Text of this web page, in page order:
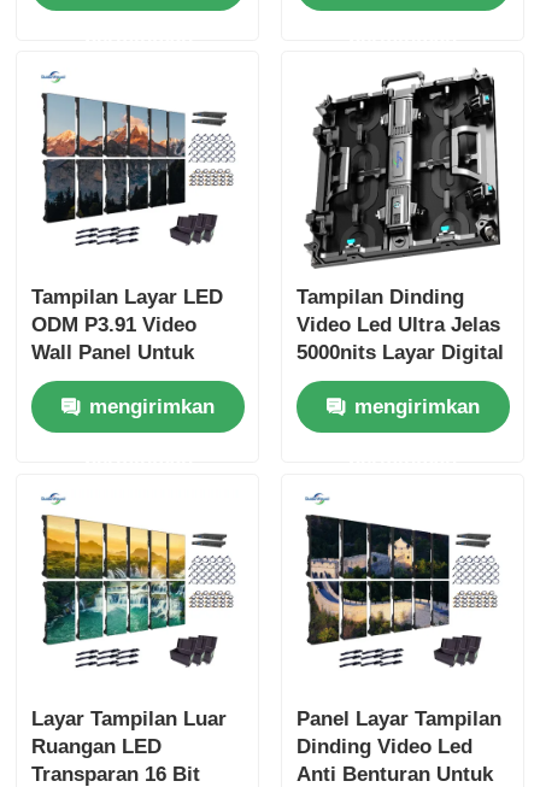
dan Luar Ruangan
Tampilan Layar LED
ODM P3.91 Video
Wall Panel Untuk
Latar Belakang
Gereja 800Wmengirimkan
Tampilan Dinding
Video Led Ultra Jelas
5000nits Layar Digital
P2.9 P3.9 Untuk Pusat
Perbelanjaan
mengirimkan
Layar Tampilan Luar
Ruangan LED
Transparan 16 Bit
Panel Layar Tampilan
Dinding Video Led
Anti Benturan Untuk